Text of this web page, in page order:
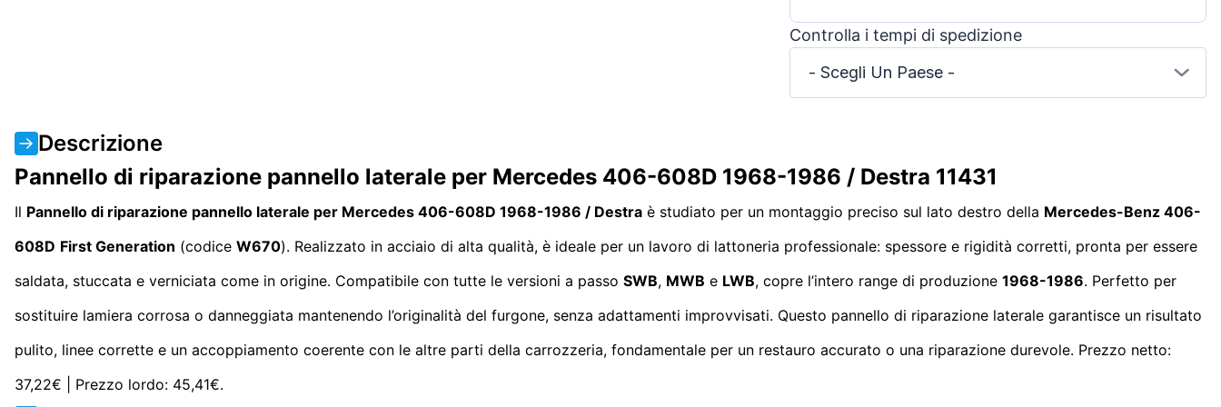
Controlla i tempi di spedizione
- Scegli Un Paese -
Descrizione
Pannello di riparazione pannello laterale per Mercedes 406-608D 1968-1986 / Destra 11431
Il Pannello di riparazione pannello laterale per Mercedes 406-608D 1968-1986 / Destra è studiato per un montaggio preciso sul lato destro della Mercedes-Benz 406-
608D First Generation (codice W670). Realizzato in acciaio di alta qualità, è ideale per un lavoro di lattoneria professionale: spessore e rigidità corretti, pronta per essere
saldata, stuccata e verniciata come in origine. Compatibile con tutte le versioni a passo SWB, MWB e LWB, copre l’intero range di produzione 1968-1986. Perfetto per
sostituire lamiera corrosa o danneggiata mantenendo l’originalità del furgone, senza adattamenti improvvisati. Questo pannello di riparazione laterale garantisce un risultato
pulito, linee corrette e un accoppiamento coerente con le altre parti della carrozzeria, fondamentale per un restauro accurato o una riparazione durevole. Prezzo netto:
37,22€ | Prezzo lordo: 45,41€.